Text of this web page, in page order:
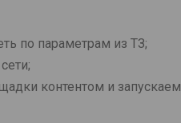
по параметрам из ТЗ;
контентом и запускаем.